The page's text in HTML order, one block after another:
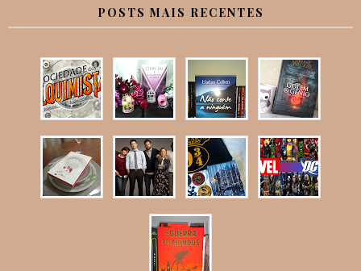
POSTS MAIS RECENTES